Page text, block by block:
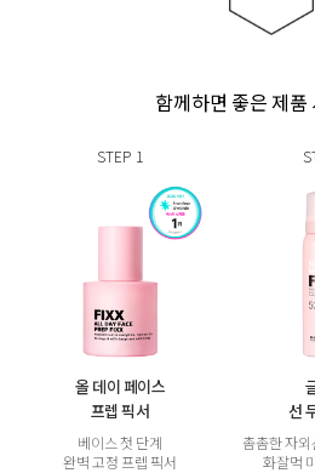
함께하면 좋은 제품
STEP 1
올 데이 페이스
프렙 픽서
베이스 첫 단계
완벽 고정 프렙 픽서
선
촘촘한 자
화잘먹